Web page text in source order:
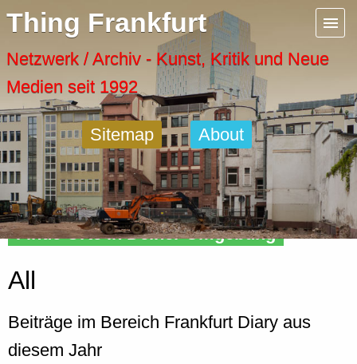
Thing Frankfurt
Netzwerk / Archiv - Kunst, Kritik und Neue
Medien seit 1992
Sitemap About
Finde Orte in Deiner Umgebung
All
Beiträge im Bereich Frankfurt Diary aus
diesem Jahr
Menu
Artspaces
Cool Places
Frankfurt Diary
Activity
Recent Posts
Home